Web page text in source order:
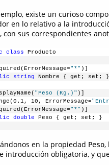
existe un curioso
en lo relativo a la
con sus correspondientes
class Producto
"*" )]
string Nombre { get; set; }
"Peso (Kg.)" )]
10, ErrorMessage=
"*" )]
double Peso { get; set; }
en la propiedad Peso,
introducción obligatoria, y